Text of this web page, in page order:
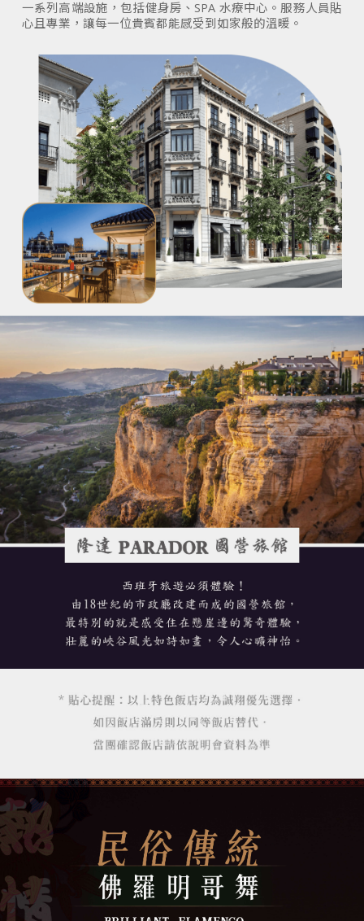
一系列高端設施，包括健身房、SPA 水療中心。服務人員貼
心且專業，讓每一位貴賓都能感受到如家般的溫暖。